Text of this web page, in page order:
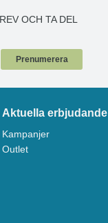
OCH TA DEL
Prenumerera
Aktuella erbjudande
Kampanjer
Outlet